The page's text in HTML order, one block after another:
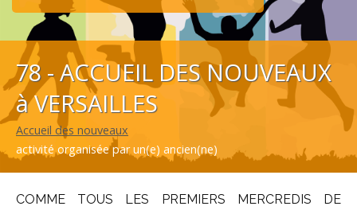
78 - ACCUEIL DES NOUVEAUX
à VERSAILLES
Accueil des nouveaux
activité organisée par un(e) ancien(ne)
COMME TOUS LES PREMIERS MERCREDIS DE